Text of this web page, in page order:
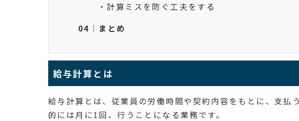
・計算ミスを防ぐ工夫をする
04｜まとめ
給与計算とは
給与計算とは、従業員の労働時間や契約内容をもとに、支払
的には月に1回、行うことになる業務です。